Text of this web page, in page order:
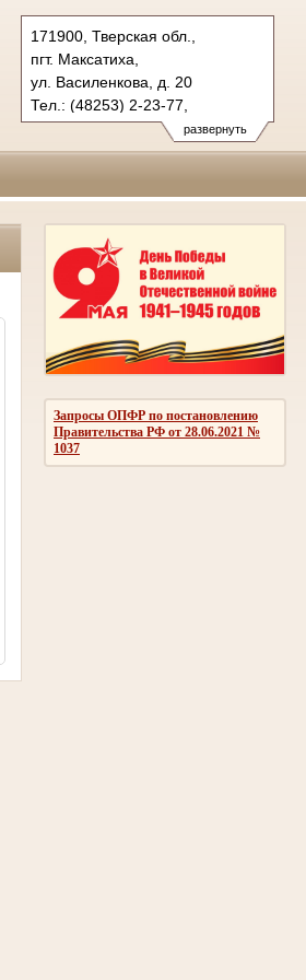
развернуть
171900, Тверская обл.,
пгт. Максатиха,
ул. Василенкова, д. 20
Тел.: (48253) 2-23-77,
(48271) 2-14-67
maksatihinsky.twr@sudrf.ru
Запросы ОПФР по постановлению
Правительства РФ от 28.06.2021 №
1037